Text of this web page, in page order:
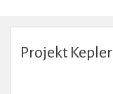
Projekt Kepler